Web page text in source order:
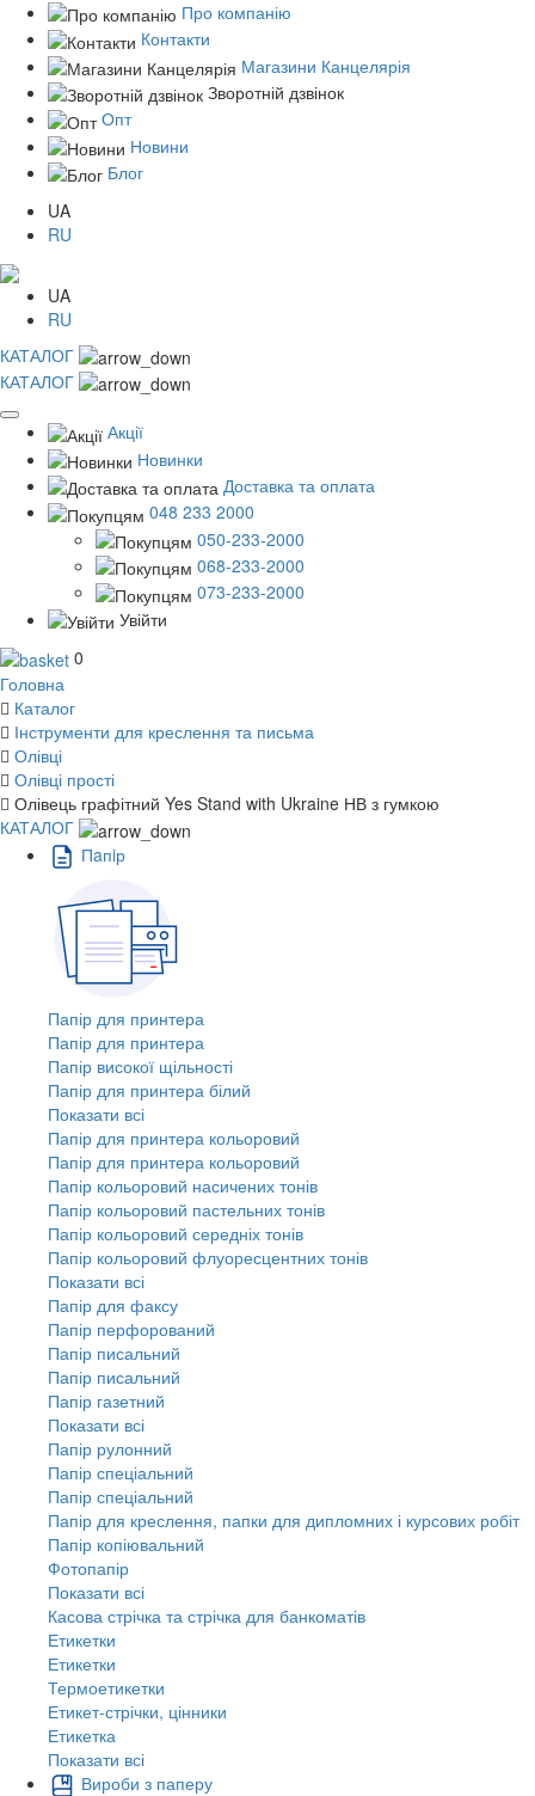
Про компанію
Контакти
Магазини Канцелярія
Зворотній дзвінок
Опт
Новини
Блог
UA
RU
UA
RU
КАТАЛОГ
КАТАЛОГ
Акції
Новинки
Доставка та оплата
048 233 2000
050-233-2000
068-233-2000
073-233-2000
Увійти
0
Головна
Каталог
Інструменти для креслення та письма
Олівці
Олівці прості
Олівець графітний Yes Stand with Ukraine НВ з гумкою
КАТАЛОГ
Пaпiр
Папір для принтера
Папір для принтера
Папір високої щільності
Папір для принтера білий
Показати всі
Папір для принтера кольоровий
Папір для принтера кольоровий
Папір кольоровий насичених тонів
Папір кольоровий пастельних тонів
Папір кольоровий середніх тонів
Папір кольоровий флуоресцентних тонів
Показати всі
Папір для факсу
Папір перфорований
Папір писальний
Папір писальний
Папір газетний
Показати всі
Папір рулонний
Папір спеціальний
Папір спеціальний
Папір для креслення, папки для дипломних і курсових робіт
Папір копіювальний
Фотопапір
Показати всі
Касова стрічка та стрічка для банкоматів
Етикетки
Етикетки
Термоетикетки
Етикет-стрічки, цінники
Етикетка
Показати всі
Вироби з паперу